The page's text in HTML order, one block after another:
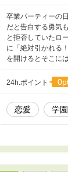
卒業パーティーの
だと告白する勇気
と拒否していたロ
に「絶対引かれる
を開けるとそこに
24h.ポイント
恋愛 学園